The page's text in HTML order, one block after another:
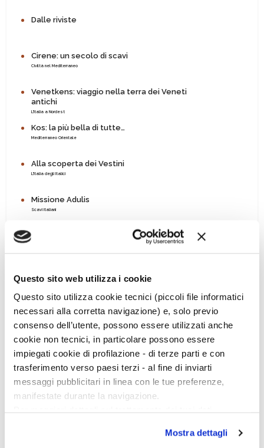
Questo sito web utilizza i cookie
Questo sito utilizza cookie tecnici (piccoli file informatici
necessari alla corretta navigazione) e, solo previo
consenso dell’utente, possono essere utilizzati anche
cookie non tecnici, in particolare possono essere
impiegati cookie di profilazione - di terze parti e con
trasferimento verso paesi terzi - al fine di inviarti
messaggi pubblicitari in linea con le tue preferenze,
manifestate durante la navigazione.
scelte privacy sui cookie, ti invitiamo a prendere visione
Mostra dettagli
Dalle riviste
Cirene: un secolo di scavi
Civiltà nel Mediterraneo
Venetkens: viaggio nella terra dei Veneti
antichi
L'Italia a Nordest
Kos: la più bella di tutte…
Mediterraneo Orientale
Alla scoperta dei Vestini
L'Italia degli Italici
Missione Adulis
Scavi italiani
Con gli “AUV” nel mare antico della Toscana
La voce della storia
In libreria